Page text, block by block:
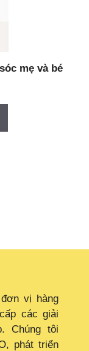
mẹ và bé
vị hàng
các giải
Chúng tôi
phát triển